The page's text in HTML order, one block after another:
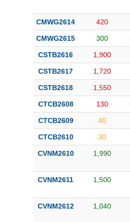
CMWG2614 420
CMWG2615 300
CSTB2616 1,900
CSTB2617 1,720
CSTB2618 1,550
CTCB2608 130
CTCB2609 40
CTCB2610 30
CVNM2610 1,990
CVNM2611 1,500
CVNM2612 1,040